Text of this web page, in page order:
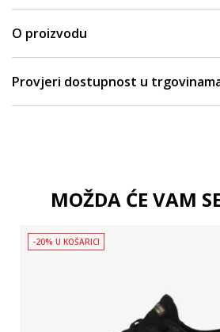
O proizvodu
Provjeri dostupnost u
MOŽDA ĆE VAM
-20% U KOŠARICI